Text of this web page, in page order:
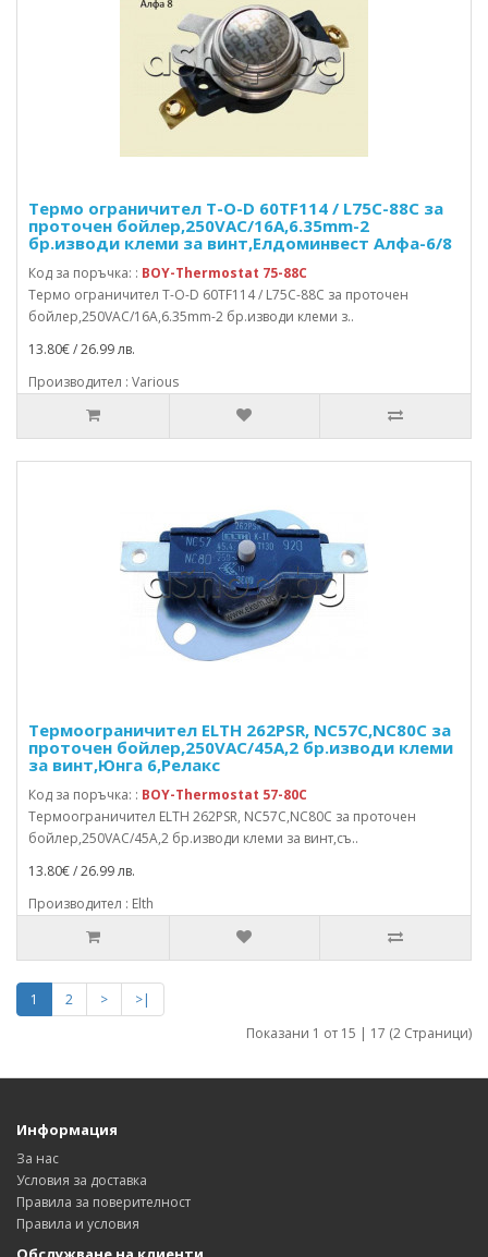
Термо ограничител T-O-D 60TF114 / L75C-88C за
проточен бойлер,250VAC/16A,6.35mm-2
бр.изводи клеми за винт,Елдоминвест Алфа-6/8
Код за поръчка: : BOY-Thermostat 75-88C
Термо ограничител T-O-D 60TF114 / L75C-88C за проточен
бойлер,250VAC/16A,6.35mm-2 бр.изводи клеми з..
13.80€ / 26.99 лв.
Производител : Various
Термоограничител ELTH 262PSR, NC57C,NC80C за
проточен бойлер,250VAC/45A,2 бр.изводи клеми
за винт,Юнга 6,Релакс
Код за поръчка: : BOY-Thermostat 57-80C
Термоограничител ELTH 262PSR, NC57C,NC80C за проточен
бойлер,250VAC/45A,2 бр.изводи клеми за винт,съ..
13.80€ / 26.99 лв.
Производител : Elth
1 2 >
>|
Показани 1 от 15 | 17 (2 Страници)
Информация
За нас
Условия за доставка
Правила за поверителност
Правила и условия